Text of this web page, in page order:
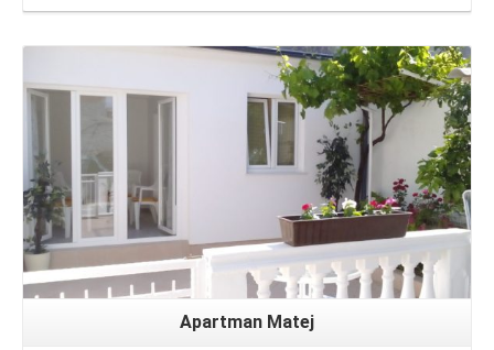
Read More
Apartman Matej